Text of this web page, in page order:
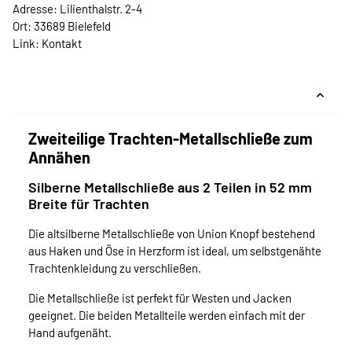
Adresse: Lilienthalstr. 2-4
Ort: 33689 Bielefeld
Link: Kontakt
Zweiteilige Trachten-Metallschließe zum
Annähen
Silberne Metallschließe aus 2 Teilen in 52 mm
Breite für Trachten
Die altsilberne Metallschließe von Union Knopf bestehend
aus Haken und Öse in Herzform ist ideal, um selbstgenähte
Trachtenkleidung zu verschließen.
Die Metallschließe ist perfekt für Westen und Jacken
geeignet. Die beiden Metallteile werden einfach mit der
Hand aufgenäht.